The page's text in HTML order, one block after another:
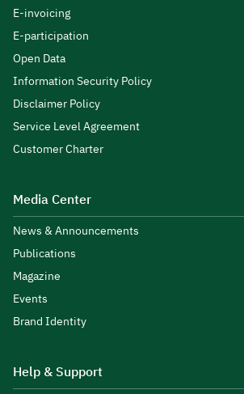
E-invoicing
E-participation
Open Data
Information Security Policy
Disclaimer Policy
Service Level Agreement
Customer Charter
Media Center
News & Announcements
Publications
Magazine
Events
Brand Identity
Help & Support